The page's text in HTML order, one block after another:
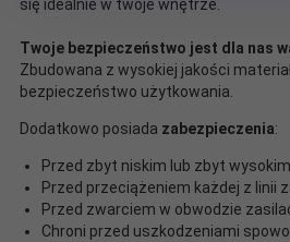
się idealnie w twoje wnętrze.
Twoje bezpieczeństwo jest dla nas
Zbudowana z wysokiej jakości
bezpieczeństwo użytkowania.
Dodatkowo posiada zabezpieczenia:
Przed zbyt niskim lub zbyt
Przed przeciążeniem każdej z linii
Przed zwarciem w obwodzie
Chroni przed uszkodzeniami